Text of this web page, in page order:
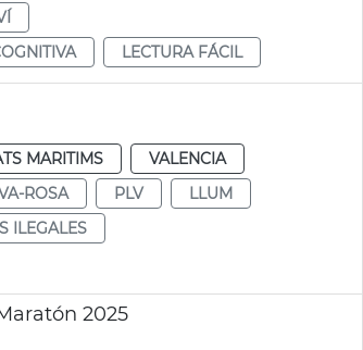
LECTURA FÁCIL
MARITIMS
VALENCIA
ROSA PLV
LLUM
ILEGALES
2025